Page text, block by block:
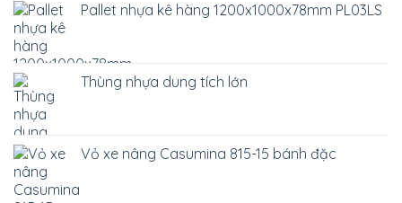
Pallet nhựa kê hàng 1200x1000x78mm PL03LS
Thùng nhựa dung tích lớn
Vỏ xe nâng Casumina 815-15 bánh đặc